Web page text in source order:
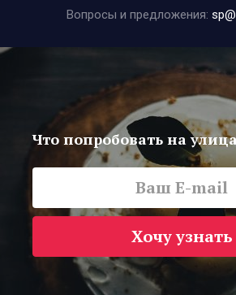
Вопросы и предложения:
Что попробовать на
Хочу узнать